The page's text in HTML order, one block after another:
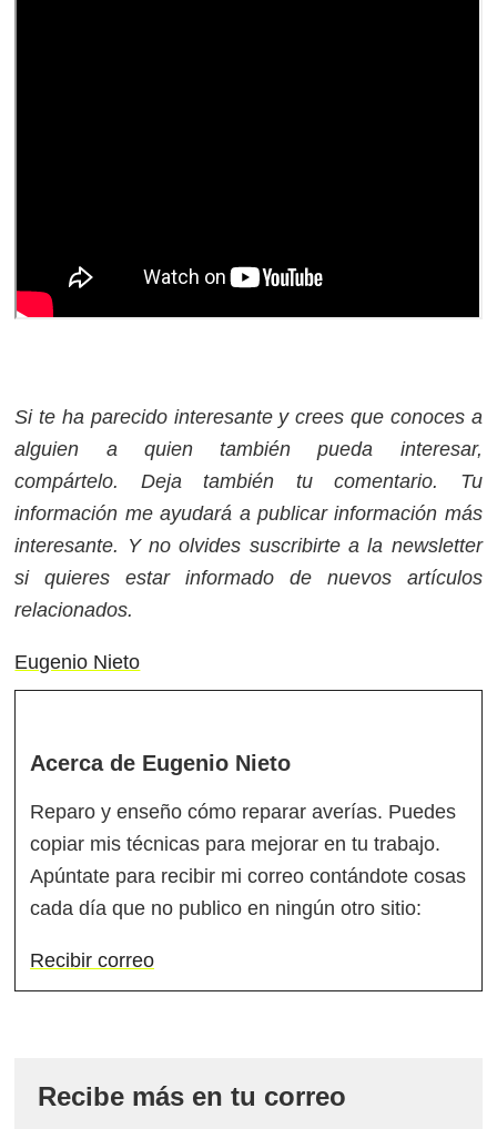
Si te ha parecido interesante y crees que conoces a
alguien a quien también pueda interesar,
compártelo. Deja también tu comentario. Tu
información me ayudará a publicar información más
interesante. Y no olvides suscribirte a la newsletter
si quieres estar informado de nuevos artículos
relacionados.
Eugenio Nieto
Acerca de Eugenio Nieto
Reparo y enseño cómo reparar averías. Puedes
copiar mis técnicas para mejorar en tu trabajo.
Apúntate para recibir mi correo contándote cosas
cada día que no publico en ningún otro sitio:
Recibir correo
Recibe más en tu correo